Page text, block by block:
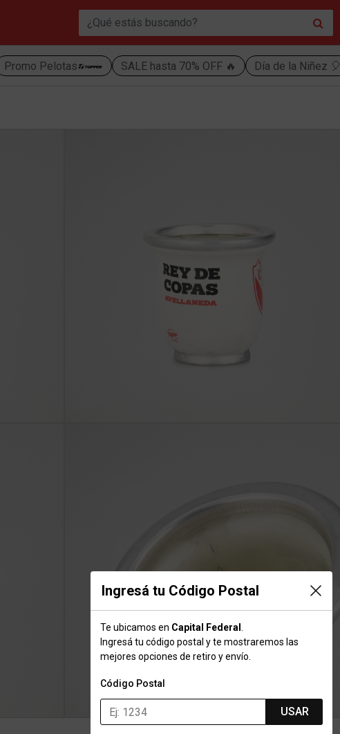
Promo Pelotas SALE hasta 70% OFF 🔥 Día de la Niñez 🎈
Ingresá tu Código Postal
Te ubicamos en Capital Federal
Ingresá tu código postal y te mostraremos las
mejores opciones de retiro y envío.
Código Postal
USAR